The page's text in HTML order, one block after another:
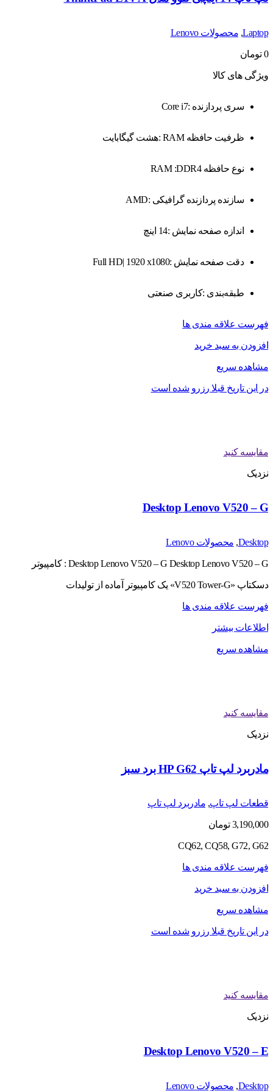
Laptop
, محصولات Lenovo
0 تومان
ویژگی های کالا
سری پردازنده :Core i7
ظرفیت حافظه RAM :هشت گیگابایت
نوع حافظه RAM :DDR4
سازنده پردازنده گرافیکی :AMD
اندازه صفحه نمایش :14 اینچ
دقت صفحه نمایش :Full HD| 1920 x1080
طبقه‌بندی :کاربری صنعتی
فهرست علاقه مندی ها
افزودن به سبد خرید
مشاهده سریع
در این تاریخ قبلا رزرو شده است
مقایسه کنید
نزدیک
Desktop Lenovo V520 – G
Desktop
, محصولات Lenovo
Desktop Lenovo V520 – G Desktop Lenovo V520 – G : کامپیوتر
دسکتاپ «V520 Tower-G» یک کامپیوتر آماده از تولیدات
فهرست علاقه مندی ها
اطلاعات بیشتر
مشاهده سریع
مقایسه کنید
نزدیک
مادربرد لپ تاپ HP G62 برد سبز
قطعات لپ تاپ, مادربرد لپ تاپ
3,190,000 تومان
CQ62, CQ58, G72, G62
فهرست علاقه مندی ها
افزودن به سبد خرید
مشاهده سریع
در این تاریخ قبلا رزرو شده است
مقایسه کنید
نزدیک
Desktop Lenovo V520 – E
Desktop
, محصولات Lenovo